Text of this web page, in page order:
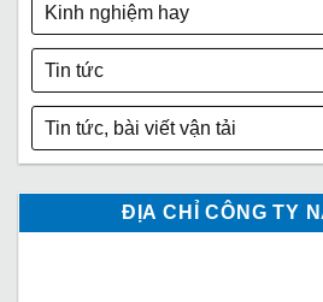
Kinh nghiệm hay
Tin tức
Tin tức, bài viết vận tải
ĐỊA CHỈ CÔNG TY